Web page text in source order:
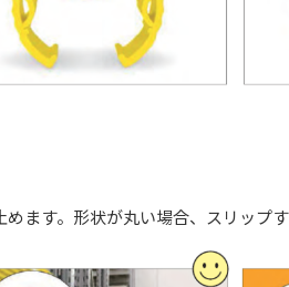
ます。形状が丸い場合、スリップす